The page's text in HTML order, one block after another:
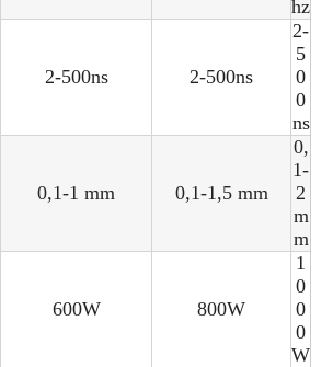
hz
2-500ns 2-500ns
2-
5
0
0
ns
0,1-1 mm 0,1-1,5 mm
0,
1-
2
m
m
600W 800W
1
0
0
0
W